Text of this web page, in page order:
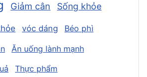
Giảm cân Sống khỏe
vóc dáng Béo phì
Ăn uống lành mạnh
Thực phẩm